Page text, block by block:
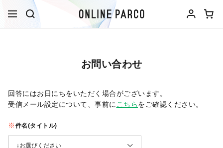
お問い合わせ
回答にはお日にちをいただく場合がございます。
受信メール設定について、事前に こちらをご確認ください。​
件名(タイトル)